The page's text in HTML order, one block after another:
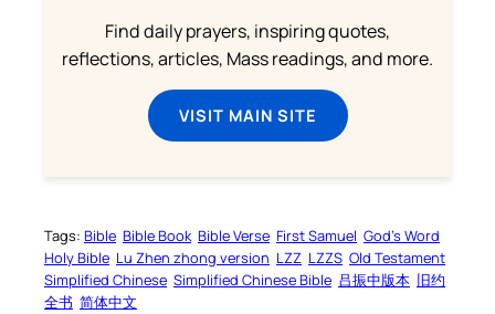
Find daily prayers, inspiring quotes,
reflections, articles, Mass readings, and more.
VISIT MAIN SITE
Tags: Bible Bible Book Bible Verse First Samuel God’s Word
Holy Bible Lu Zhen zhong version LZZ LZZS Old Testament
Simplified Chinese Simplified Chinese Bible 吕振中版本 旧约
全书 简体中文